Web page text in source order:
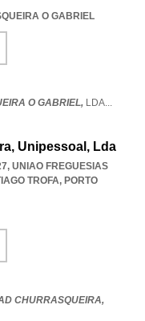
O GABRIEL
O GABRIEL, LDA...
Unipessoal, Lda
, UNIAO FREGUESIAS
TROFA, PORTO
CHURRASQUEIRA,